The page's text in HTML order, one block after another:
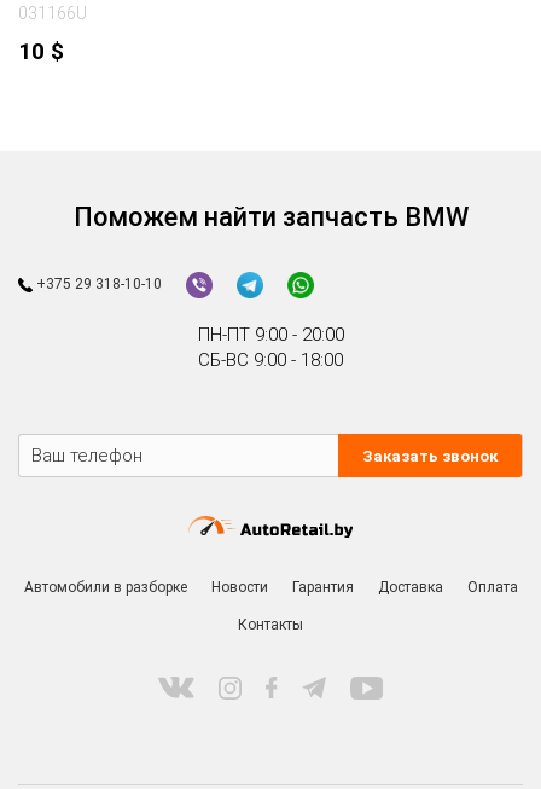
031166U
10 $
Поможем найти запчасть BMW
+375 29 318-10-10
ПН-ПТ 9:00 - 20:00
СБ-ВС 9:00 - 18:00
Заказать звонок
Автомобили в разборке Новости Гарантия Доставка Оплата
Контакты